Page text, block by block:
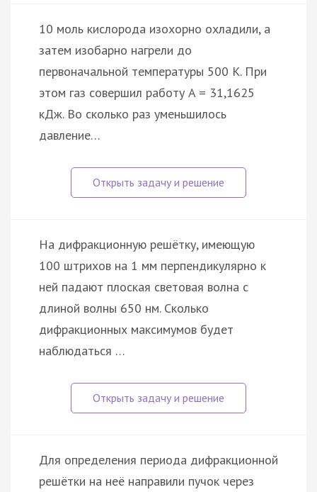
10 моль кислорода изохорно охладили, а
затем изобарно нагрели до
первоначальной температуры 500 К. При
этом газ совершил работу A = 31,1625
кДж. Во сколько раз уменьшилось
давление…
На дифракционную решётку, имеющую
100 штрихов на 1 мм перпендикулярно к
ней падают плоская световая волна с
длиной волны 650 нм. Сколько
дифракционных максимумов будет
наблюдаться …
Для определения периода дифракционной
решётки на неё направили пучок через